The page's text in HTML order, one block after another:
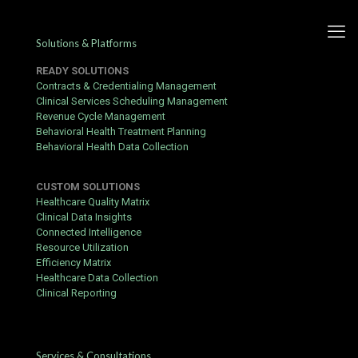
Dlaczego gracze wybierają
Published by Yogita Sharma
Rynek zakładów wzajemnych w naszym kraju rozwija się
niezwykle dynamicznie, przyciągając coraz więcej entuzjastów
sportowych emocji. Jeśli chcesz szybko uzyskać dostęp do
swoich środków,superbet logowanie
intuicyjny i bardzo bezpieczny. Platforma ta oferuje szeroki
wachlarz dyscyplin, co sprawia, że każdy typer znajdzie tutaj coś
Solutions & Platforms
READY SOLUTIONS
Contracts & Credentialing Management
Clinical Services Scheduling Management
Revenue Cycle Management
Behavioral Health Treatment Planning
Behavioral Health Data Collection
CUSTOM SOLUTIONS
Healthcare Quality Matrix
Clinical Data Insights
Connected Intelligence
Resource Utilization
Efficiency Matrix
Healthcare Data Collection
Clinical Reporting